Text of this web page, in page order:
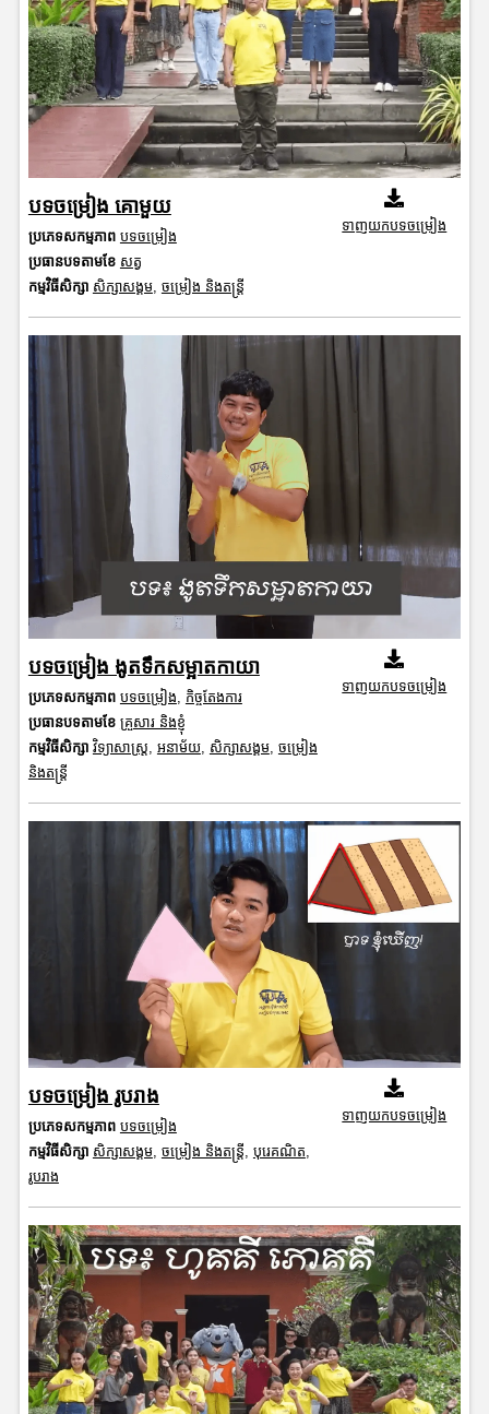
បទចម្រៀង គោមួយ
ប្រភេទសកម្មភាព បទចម្រៀង
ប្រធានបទតាមខែ សត្វ
កម្មវិធីសិក្សា សិក្សាសង្គម, ចម្រៀង និងតន្ត្រី
ទាញយកបទចម្រៀង
បទចម្រៀង ងូតទឹកសម្អាតកាយា
ប្រភេទសកម្មភាព បទចម្រៀង
កិច្ចតែងការ
ប្រធានបទតាមខែ គ្រួសារ និងខ្ញុំ
កម្មវិធីសិក្សា វិទ្យាសាស្រ្ត អនាម័យ, សិក្សាសង្គម, ចម្រៀង
និងតន្ត្រី
ទាញយកបទចម្រៀង
បទចម្រៀង រូបរាង
ប្រភេទសកម្មភាព បទចម្រៀង
កម្មវិធីសិក្សា សិក្សាសង្គម, ចម្រៀង និងតន្ត្រី បុរេគណិត
រូបរាង
ទាញយកបទចម្រៀង